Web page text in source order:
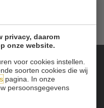
privacy, daarom
onze website.
voor cookies instellen.
soorten cookies die wij
pagina. In onze
persoonsgegevens